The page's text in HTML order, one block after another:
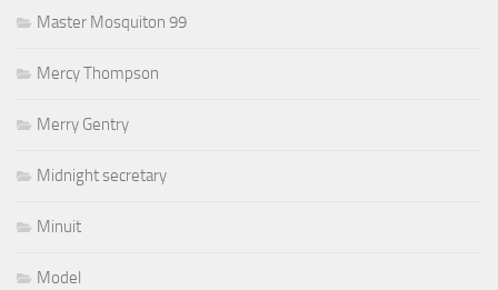
Master Mosquiton 99
Mercy Thompson
Merry Gentry
Midnight secretary
Minuit
Model